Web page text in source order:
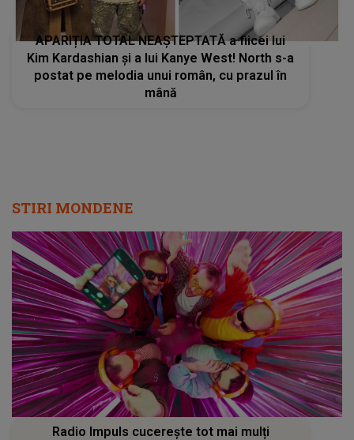
APARIȚIA TOTAL NEAȘTEPTATĂ a fiicei lui
Kim Kardashian și a lui Kanye West! North s-a
postat pe melodia unui român, cu prazul în
mână
STIRI MONDENE
Radio Impuls cucerește tot mai mulți